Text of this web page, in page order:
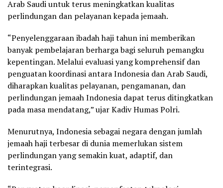
Arab Saudi untuk terus meningkatkan kualitas
perlindungan dan pelayanan kepada jemaah.
“Penyelenggaraan ibadah haji tahun ini memberikan
banyak pembelajaran berharga bagi seluruh pemangku
kepentingan. Melalui evaluasi yang komprehensif dan
penguatan koordinasi antara Indonesia dan Arab Saudi,
diharapkan kualitas pelayanan, pengamanan, dan
perlindungan jemaah Indonesia dapat terus ditingkatkan
pada masa mendatang,” ujar Kadiv Humas Polri.
Menurutnya, Indonesia sebagai negara dengan jumlah
jemaah haji terbesar di dunia memerlukan sistem
perlindungan yang semakin kuat, adaptif, dan
terintegrasi.